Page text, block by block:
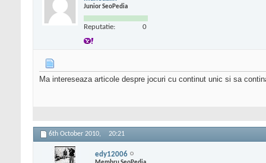
Junior SeoPedia
Reputatie: 0
Ma intereseaza articole despre jocuri cu continut unic si sa
6th October 2010, 20:21
edy12006